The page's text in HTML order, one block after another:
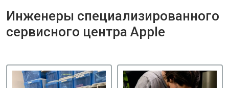
Инженеры специализированного
сервисного центра Apple